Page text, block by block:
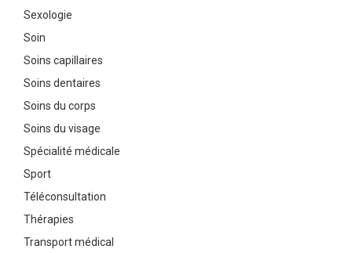
Sexologie
Soin
Soins capillaires
Soins dentaires
Soins du corps
Soins du visage
Spécialité médicale
Sport
Téléconsultation
Thérapies
Transport médical